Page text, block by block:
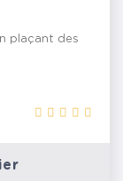
plaçant des